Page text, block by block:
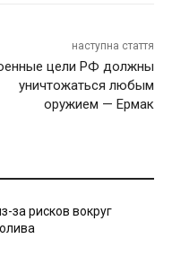
наступна стаття
цели РФ должны
уничтожаться любым
оружием — Ермак
за рисков вокруг